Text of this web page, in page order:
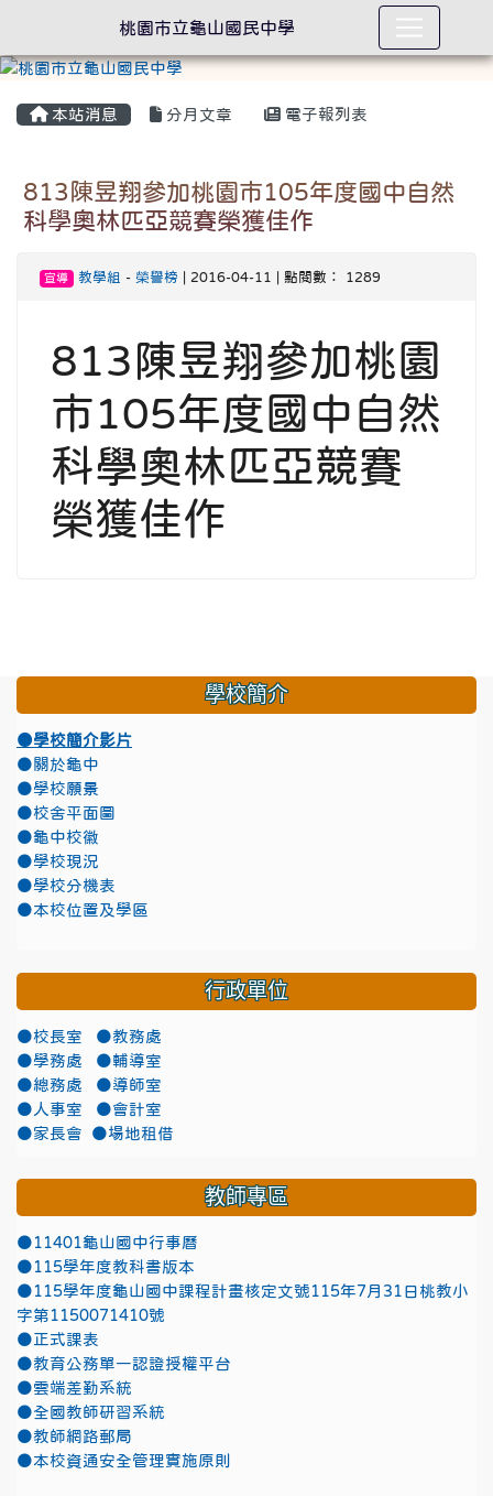
本站消息 分月文章 電子報列表
813陳昱翔參加桃園市105年度國中自然
科學奧林匹亞競賽榮獲佳作
宣導 教學組 - 榮譽榜 | 2016-04-11 | 點閱數： 1289
813陳昱翔參加桃園
市105年度國中自然
科學奧林匹亞競賽
榮獲佳作
學校簡介
●學校簡介影片
●關於龜中
●學校願景
●校舍平面圖
●龜中校徽
●學校現況
●學校分機表
●本校位置及學區
行政單位
●校長室
●教務處
●學務處
●輔導室
●總務處
●導師室
●人事室
●會計室
●家長會
●場地租借
教師專區
●11401龜山國中行事曆
●115學年度教科書版本
●115學年度龜山國中課程計畫核定文號115年7月31日桃教小
字第1150071410號
●正式課表
●教育公務單一認證授權平台
●雲端差勤系統
●全國教師研習系統
●教師網路郵局
●本校資通安全管理實施原則
桃園市立龜山國民中學